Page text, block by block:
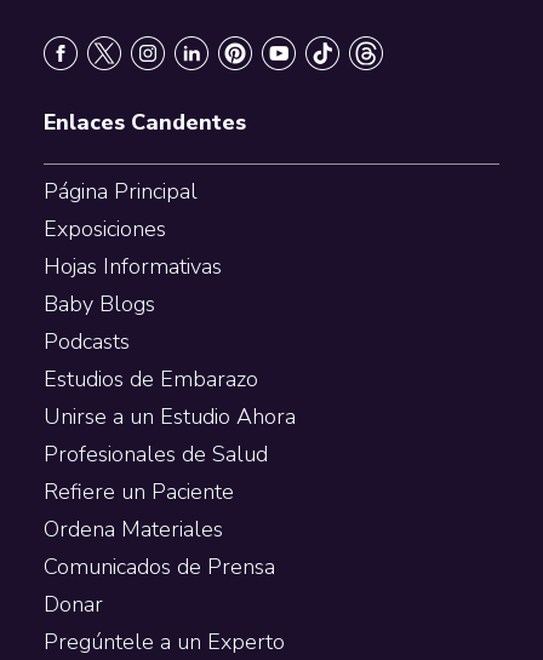
Enlaces Candentes
Página Principal
Exposiciones
Hojas Informativas
Baby Blogs
Podcasts
Estudios de Embarazo
Unirse a un Estudio Ahora
Profesionales de Salud
Refiere un Paciente
Ordena Materiales
Comunicados de Prensa
Donar
Pregúntele a un Experto